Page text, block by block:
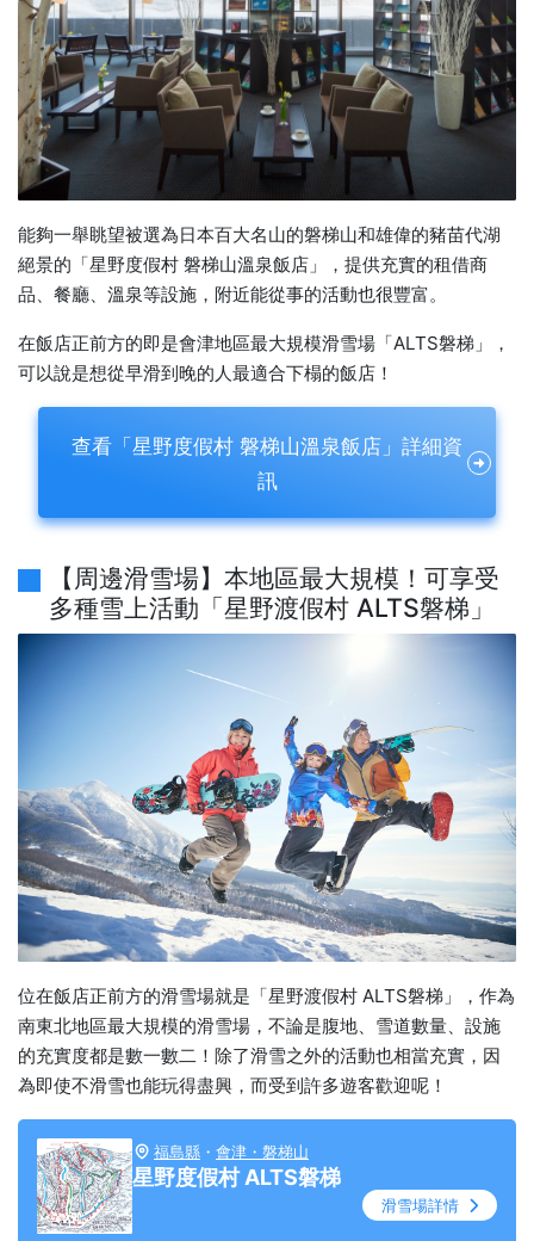
能夠一舉眺望被選為日本百大名山的磐梯山和雄偉的豬苗代湖
絕景的「星野度假村 磐梯山溫泉飯店」，提供充實的租借商
品、餐廳、溫泉等設施，附近能從事的活動也很豐富。
在飯店正前方的即是會津地區最大規模滑雪場「ALTS磐梯」，
可以說是想從早滑到晚的人最適合下榻的飯店！
查看「星野度假村 磐梯山溫泉飯店」詳細資
訊
【周邊滑雪場】本地區最大規模！可享受
多種雪上活動「星野渡假村 ALTS磐梯」
位在飯店正前方的滑雪場就是「星野渡假村 ALTS磐梯」，作為
南東北地區最大規模的滑雪場，不論是腹地、雪道數量、設施
的充實度都是數一數二！除了滑雪之外的活動也相當充實，因
為即使不滑雪也能玩得盡興，而受到許多遊客歡迎呢！
福島縣 ・ 會津・磐梯山
星野度假村 ALTS磐梯
滑雪場詳情